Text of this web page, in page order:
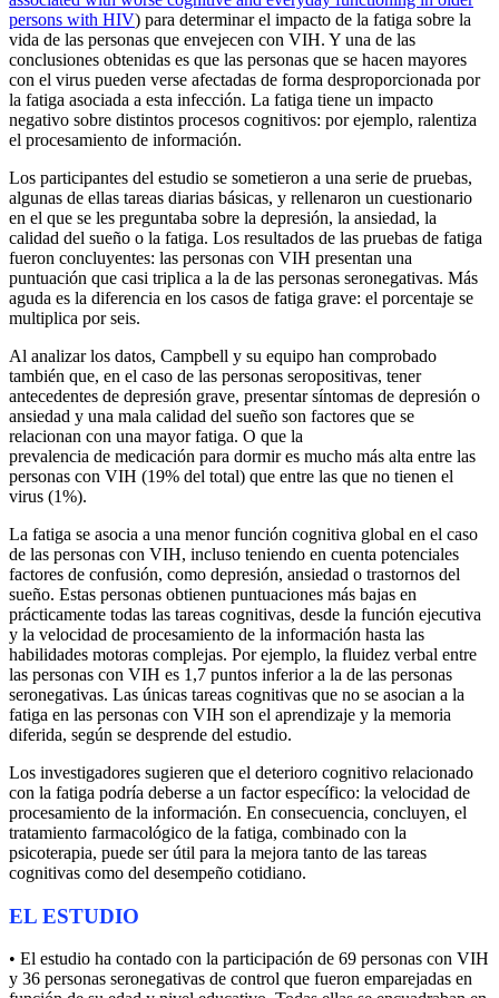
persons with HIV) para determinar el impacto de la fatiga sobre la
vida de las personas que envejecen con VIH. Y una de las
conclusiones obtenidas es que las personas que se hacen mayores
con el virus pueden verse afectadas de forma desproporcionada por
la fatiga asociada a esta infección. La fatiga tiene un impacto
negativo sobre distintos procesos cognitivos: por ejemplo, ralentiza
el procesamiento de información.
Los participantes del estudio se sometieron a una serie de pruebas,
algunas de ellas tareas diarias básicas, y rellenaron un cuestionario
en el que se les preguntaba sobre la depresión, la ansiedad, la
calidad del sueño o la fatiga. Los resultados de las pruebas de fatiga
fueron concluyentes: las personas con VIH presentan una
puntuación que casi triplica a la de las personas seronegativas. Más
aguda es la diferencia en los casos de fatiga grave: el porcentaje se
multiplica por seis.
Al analizar los datos, Campbell y su equipo han comprobado
también que, en el caso de las personas seropositivas, tener
antecedentes de depresión grave, presentar síntomas de depresión o
ansiedad y una mala calidad del sueño son factores que se
relacionan con una mayor fatiga. O que la
prevalencia de medicación para dormir es mucho más alta entre las
personas con VIH (19% del total) que entre las que no tienen el
virus (1%).
La fatiga se asocia a una menor función cognitiva global en el caso
de las personas con VIH, incluso teniendo en cuenta potenciales
factores de confusión, como depresión, ansiedad o trastornos del
sueño. Estas personas obtienen puntuaciones más bajas en
prácticamente todas las tareas cognitivas, desde la función ejecutiva
y la velocidad de procesamiento de la información hasta las
habilidades motoras complejas. Por ejemplo, la fluidez verbal entre
las personas con VIH es 1,7 puntos inferior a la de las personas
seronegativas. Las únicas tareas cognitivas que no se asocian a la
fatiga en las personas con VIH son el aprendizaje y la memoria
diferida, según se desprende del estudio.
Los investigadores sugieren que el deterioro cognitivo relacionado
con la fatiga podría deberse a un factor específico: la velocidad de
procesamiento de la información. En consecuencia, concluyen, el
tratamiento farmacológico de la fatiga, combinado con la
psicoterapia, puede ser útil para la mejora tanto de las tareas
cognitivas como del desempeño cotidiano.
EL ESTUDIO
• El estudio ha contado con la participación de 69 personas con VIH
y 36 personas seronegativas de control que fueron emparejadas en